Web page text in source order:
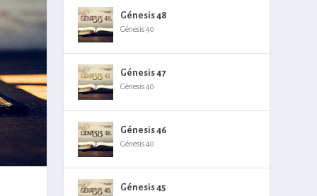
Génesis 48
Génesis 40
Génesis 47
Génesis 40
Génesis 46
Génesis 40
Génesis 45